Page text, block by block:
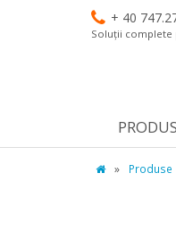
+ 40
Soluții complete
» Produse